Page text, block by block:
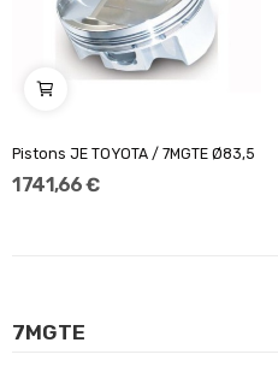
7MGTE
Pistons JE TOYOTA / 7MGTE Ø83,5
1 741,66 €